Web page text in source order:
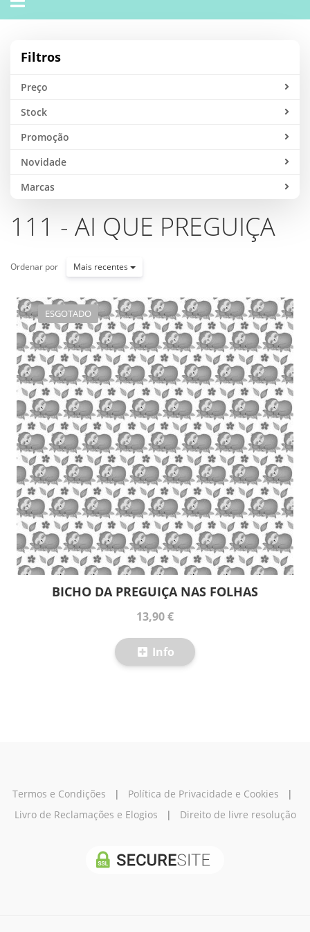
navigation
Filtros
Preço
Stock
Promoção
Novidade
Marcas
111 - AI QUE PREGUIÇA
Ordenar por Mais recentes
ESGOTADO
BICHO DA PREGUIÇA NAS FOLHAS
13,90 €
Info
Termos e Condições | Política de Privacidade e Cookies |
Livro de Reclamações e Elogios | Direito de livre resolução